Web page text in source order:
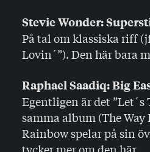
Stevie Wonder:
På tal om klassiska riff
Lovin´”). Den här bara
Raphael Saadiq: Big
Egentligen är det ”Let´s
samma album (The Way
Rainbow spelar på sin